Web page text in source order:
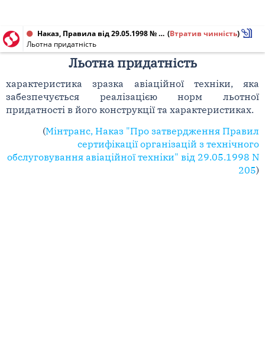
Наказ, Правила від 29.05.1998 № 205 (Втратив чинність)
Льотна придатність